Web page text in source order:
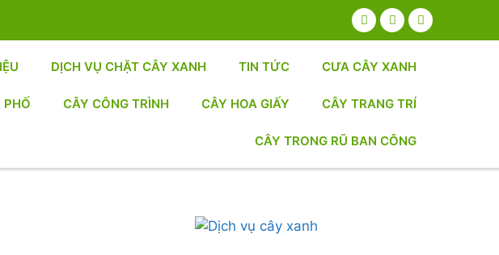
DỊCH VỤ CHẶT CÂY XANH TIN TỨC CƯA CÂY XANH
PHỐ CÂY CÔNG TRÌNH CÂY HOA GIẤY CÂY TRANG TRÍ
CÂY TRONG RŨ BAN CÔNG